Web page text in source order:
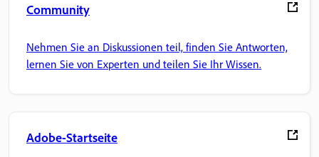
Community
Nehmen Sie an Diskussionen teil, finden Sie Antworten,
lernen Sie von Experten und teilen Sie Ihr Wissen.
Adobe-Startseite